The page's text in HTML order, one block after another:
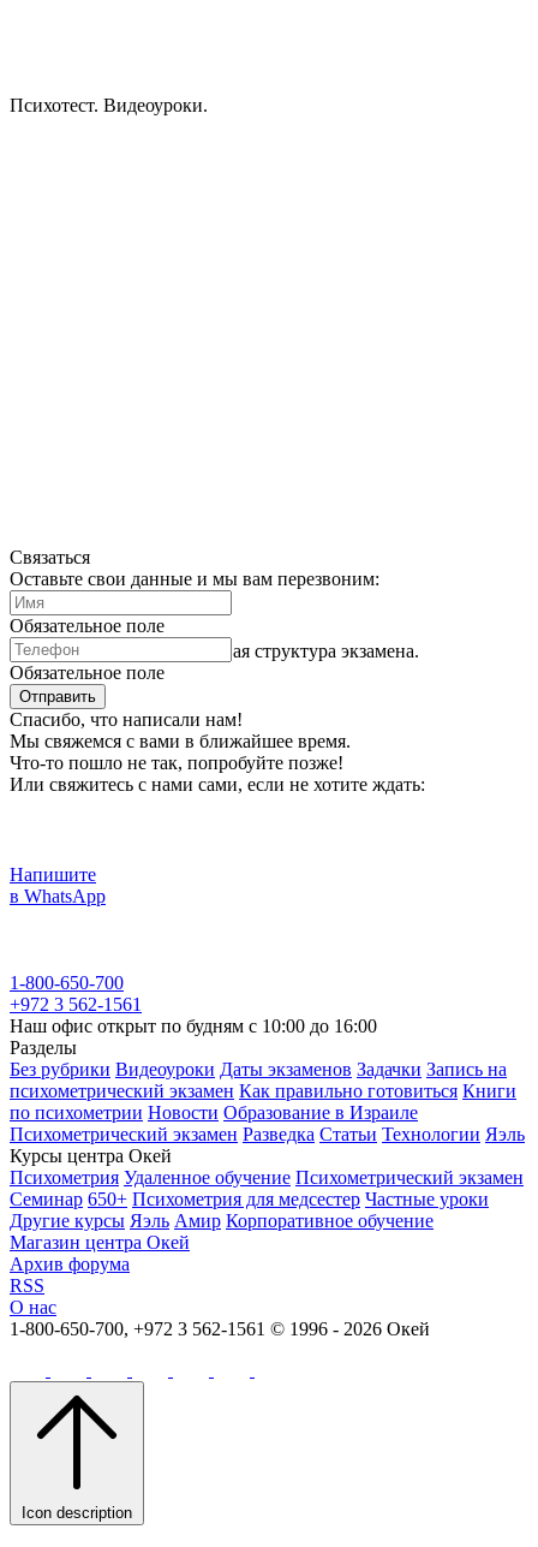
Психотест. Видеоуроки.
Реформа в психотесте. Новая структура экзамена.
Связаться
Оставьте свои данные и мы вам перезвоним:
Обязательное поле
Обязательное поле
Отправить
Спасибо, что написали нам!
Мы свяжемся с вами в ближайшее время.
Что-то пошло не так, попробуйте позже!
Или свяжитесь с нами сами, если не хотите ждать:
Напишите
в WhatsApp
1-800-650-700
+972 3 562-1561
Наш офис открыт по будням с 10:00 до 16:00
Разделы
Без рубрики Видеоуроки Даты экзаменов Задачки Запись на
психометрический экзамен Как правильно готовиться Книги
по психометрии Новости Образование в Израиле
Психометрический экзамен Разведка Статьи Технологии Яэль
Курсы центра Окей
Психометрия Удаленное обучение Психометрический экзамен
Семинар 650+ Психометрия для медсестер Частные уроки
Другие курсы Яэль Амир Корпоративное обучение
Магазин центра Окей
Архив форума
RSS
О нас
1-800-650-700, +972 3 562-1561 © 1996 - 2026 Окей
Icon description